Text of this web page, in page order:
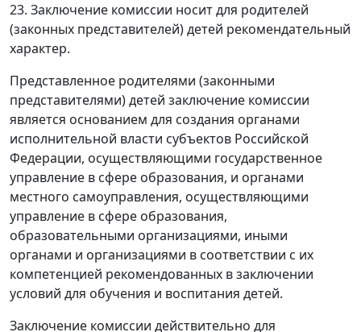
23. Заключение комиссии носит для родителей
(законных представителей) детей рекомендательный
характер.
Представленное родителями (законными
представителями) детей заключение комиссии
является основанием для создания органами
исполнительной власти субъектов Российской
Федерации, осуществляющими государственное
управление в сфере образования, и органами
местного самоуправления, осуществляющими
управление в сфере образования,
образовательными организациями, иными
органами и организациями в соответствии с их
компетенцией рекомендованных в заключении
условий для обучения и воспитания детей.
Заключение комиссии действительно для